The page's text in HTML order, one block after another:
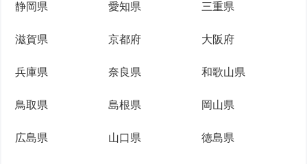
静岡県 愛知県 三重県
滋賀県 京都府 大阪府
兵庫県 奈良県 和歌山県
鳥取県 島根県 岡山県
広島県 山口県 徳島県